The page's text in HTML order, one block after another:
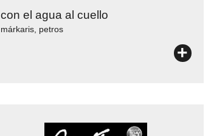
con el agua al cuello
márkaris, petros
+